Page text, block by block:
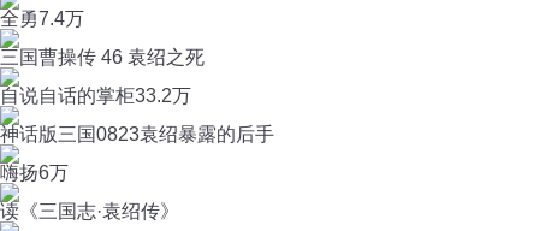
全勇7.4万
三国曹操传 46 袁绍之死
自说自话的掌柜33.2万
神话版三国0823袁绍暴露的后手
嗨扬6万
读《三国志·袁绍传》